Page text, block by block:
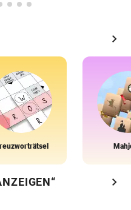
chevron_right
chevron_right